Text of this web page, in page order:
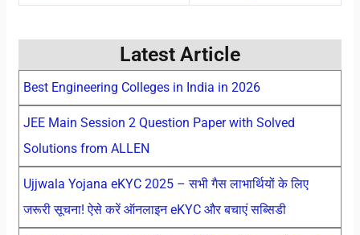
Latest Article
Best Engineering Colleges in India in 2026
JEE Main Session 2 Question Paper with Solved
Solutions from ALLEN
Ujjwala Yojana eKYC 2025 – सभी गैस लाभार्थियों के लिए
जरूरी सूचना! ऐसे करें ऑनलाइन eKYC और बचाएं सब्सिडी